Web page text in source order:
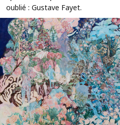
oublié : Gustave Fayet.